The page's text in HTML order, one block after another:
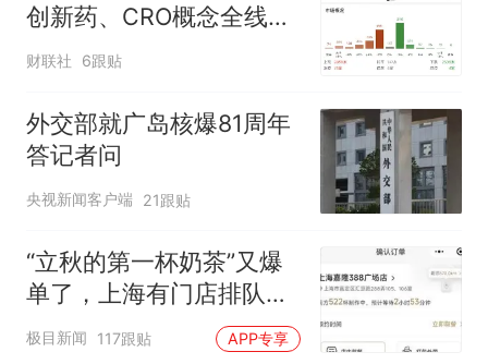
创新药、CRO概念全线走
强
财联社 6跟贴
外交部就广岛核爆81周年
答记者问
央视新闻客户端 21跟贴
“立秋的第一杯奶茶”又爆
单了，上海有门店排队超
500杯，店员：今天奶茶
店都很忙，要等2个多小
极目新闻 117跟贴 APP专享